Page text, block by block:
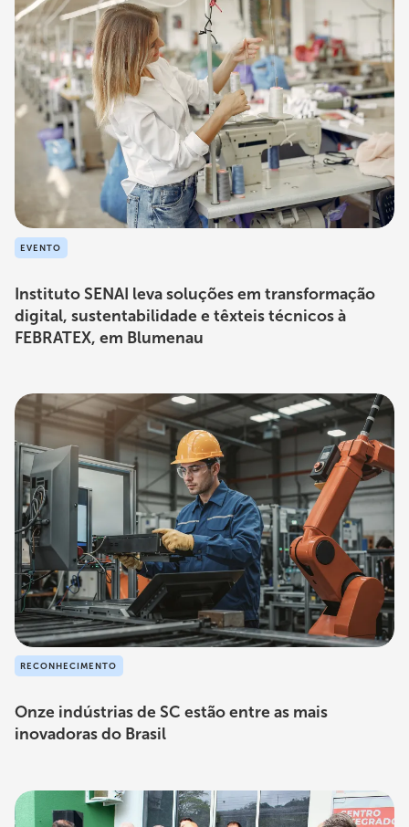
EVENTO
Instituto SENAI leva soluções em transformação
digital, sustentabilidade e têxteis técnicos à
FEBRATEX, em Blumenau
RECONHECIMENTO
Onze indústrias de SC estão entre as mais
inovadoras do Brasil